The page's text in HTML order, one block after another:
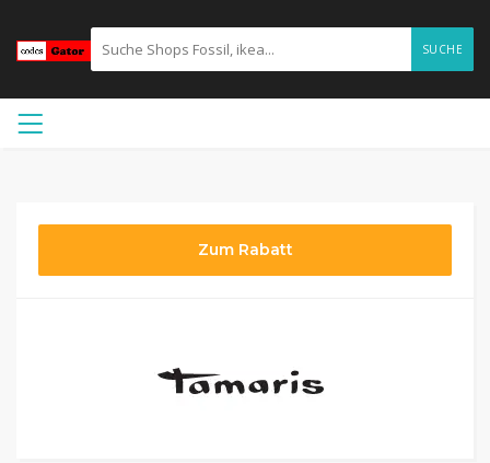
SUCHE
Zum Rabatt